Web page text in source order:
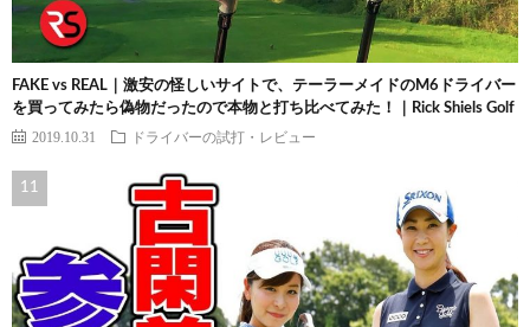
FAKE vs REAL｜激安の怪しいサイトで、テーラーメイドのM6ドライバー
を買ってみたら偽物だったので本物と打ち比べてみた！｜Rick Shiels Golf
2019.10.31 ドライバーの試打・レビュー